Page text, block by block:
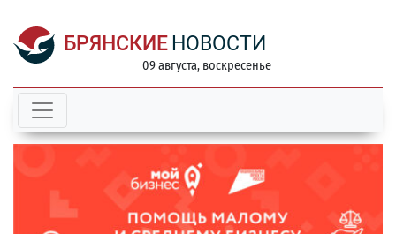
БРЯНСКИЕ НОВОСТИ
09 августа, воскресенье